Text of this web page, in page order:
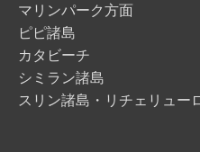
マリンパーク方面
ピピ諸島
カタビーチ
シミラン諸島
スリン諸島・リチェリュー